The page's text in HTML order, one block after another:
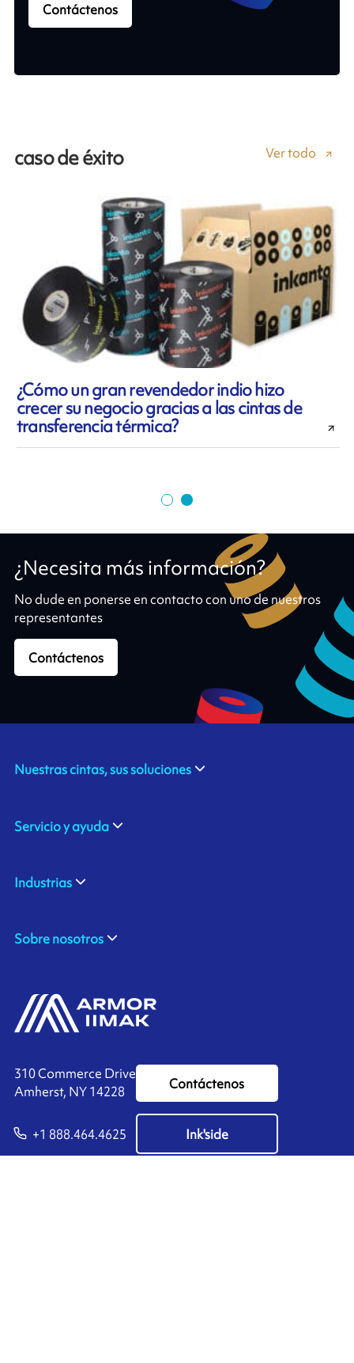
Contáctenos
caso de éxito Ver todo
¿Cómo un gran revendedor indio hizo
crecer su negocio gracias a las cintas de
transferencia térmica?
¿Necesita más información?
No dude en ponerse en contacto con uno de nuestros
representantes
Contáctenos
310 Commerce Drive
Amherst, NY 14228
+1 888.464.4625
Contáctenos
Ink'side
Nuestras cintas, sus soluciones
Servicio y ayuda
Industrias
Sobre nosotros